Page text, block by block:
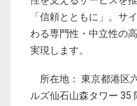
「信頼とともに」。サ
わる専門性・中立性の
実現します。
所在地： 東京都港区
ルズ仙石山森タワー 35